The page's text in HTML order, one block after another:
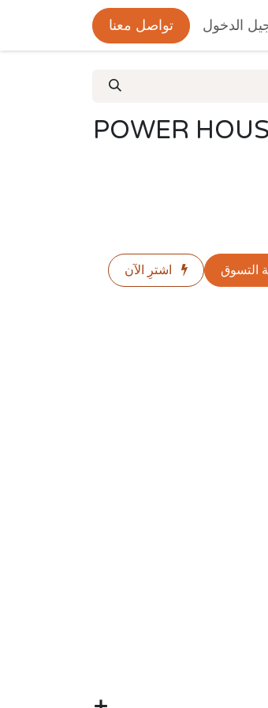
الدخول تواصل معنا
POWER
التسوق اشترِ الآن